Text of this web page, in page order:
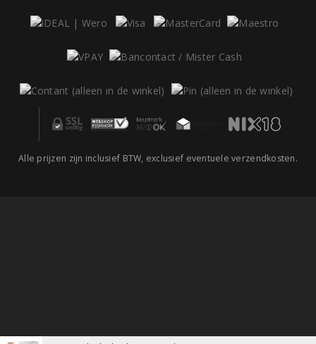
Alle prijzen zijn inclusief BTW, exclusief eventuele verzendkosten.